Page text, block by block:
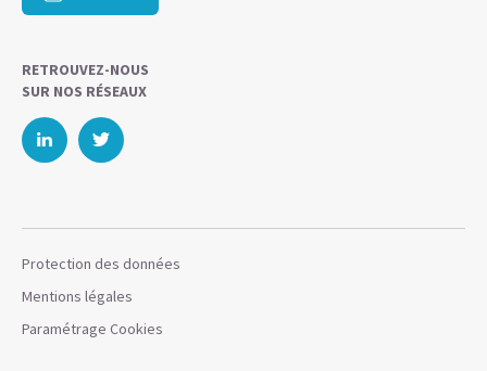
RETROUVEZ-NOUS
SUR NOS RÉSEAUX
Protection des données
Mentions légales
Paramétrage Cookies